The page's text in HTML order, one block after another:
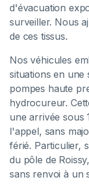
d'évacuation
surveiller. Nous
de ces tissus.
Nos véhicules
situations en une
pompes haute
hydrocureur.
une arrivée sous
l'appel, sans
férié. Particulier,
du pôle de
sans renvoi à un